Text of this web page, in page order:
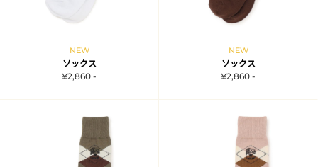
NEW
ソックス
¥2,860 -
NEW
ソックス
¥2,860 -